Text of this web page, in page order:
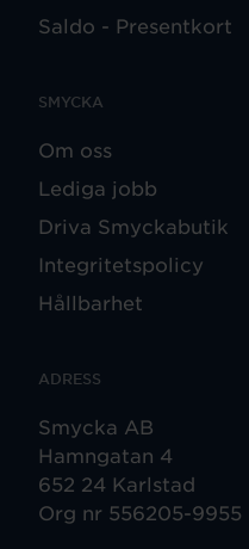
Saldo - Presentkort
SMYCKA
Om oss
Lediga jobb
Driva Smyckabutik
Integritetspolicy
Hållbarhet
ADRESS
Smycka AB
Hamngatan 4
652 24 Karlstad
Org nr 556205-9955